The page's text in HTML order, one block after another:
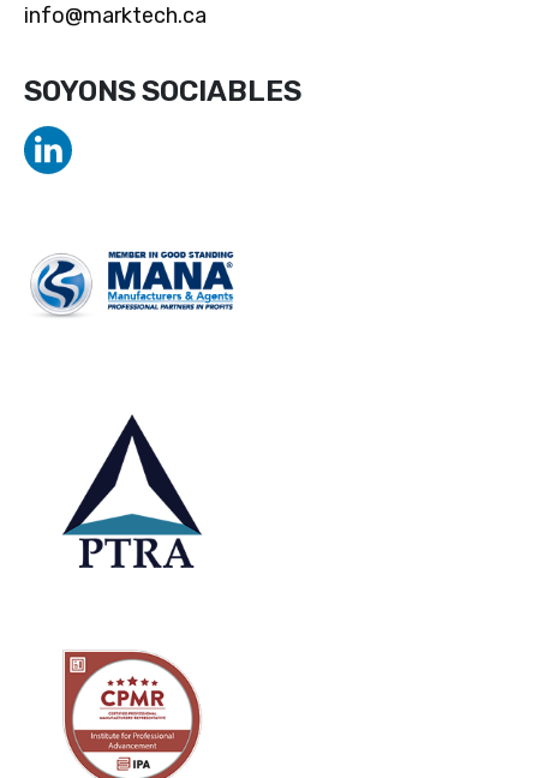
SOYONS SOCIABLES
info@marktech.ca